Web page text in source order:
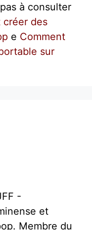
à consulter
créer des
e Comment
sur
-
et
Membre du